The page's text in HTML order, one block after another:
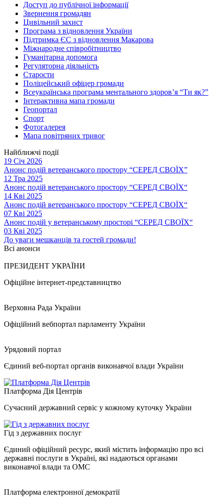
Доступ до публічної інформації
Звернення громадян
Цивільний захист
Програма з відновлення України
Підтримка ЄС з відновлення Макарова
Міжнародне співробітництво
Гуманітарна допомога
Регуляторна діяльність
Старости
Поліцейський офіцер громади
Всеукраїнська програма ментального здоров’я “Ти як?”
Інтерактивна мапа громади
Геопортал
Спорт
Фотогалерея
Мапа повітряних тривог
Найближчі події
19 Січ 2026
Анонс подій ветеранського простору “СЕРЕД СВОЇХ”
12 Тра 2025
Анонс подій ветеранського простору “СЕРЕД СВОЇХ“
14 Кві 2025
Анонс подій ветеранського простору “СЕРЕД СВОЇХ“
07 Кві 2025
Анонс подій у ветеранському просторі “СЕРЕД СВОЇХ“
03 Кві 2025
До уваги мешканців та гостей громади!
Всі анонси
ПРЕЗИДЕНТ УКРАЇНИ
Офіційне інтернет-представництво
Верховна Рада України
Офіційний вебпортал парламенту України
Урядовий портал
Єдиний веб-портал органів виконавчої влади України
Платформа Дія Центрів
Сучасний державний сервіс у кожному куточку України
Гід з державних послуг
Єдиний офіційний ресурс, який містить інформацію про всі
державні послуги в Україні, які надаються органами
виконавчої влади та ОМС
Платформа електронної демократії